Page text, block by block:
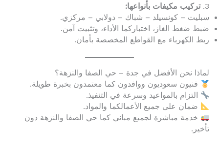
3. تركيب مكيفات بأنواعها:
سبليت – كونسيلد – شباك – دولابي – مركزي.
ضبط ضغط الغاز، اختباركما الأداء، وتثبيت آمن.
ربط الكهرباء مع القواطع المخصصة بأمان.
لماذا نحن الأفضل في جدة – حي الصفا والنزهة؟
فنيون سعوديون ووافدون كما معتمدون بخبرة طويلة.
التزام بالمواعيد وسرعة في التنفيذ.
ضمان على جميع الأعمالكما والمواد.
خدمة مباشرة لجميع مباني كما حي الصفا والنزهة دون
تأخير.